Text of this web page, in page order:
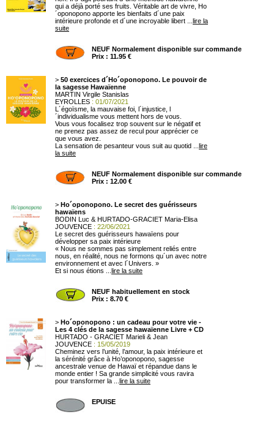
qui a déjà porté ses fruits. Véritable art de vivre, Ho
´oponopono apporte les bienfaits d´une paix
intérieure profonde et d´une incroyable libert ... lire la
suite
NEUF Normalement disponible sur commande
Prix : 11.95 €
> 50 exercices d´Ho´oponopono. Le pouvoir de
la sagesse Hawaïenne
MARTIN Virgile Stanislas
EYROLLES : 01/07/2021
L´égoïsme, la mauvaise foi, l´injustice, l
´individualisme vous mettent hors de vous.
Vous vous focalisez trop souvent sur le négatif et
ne prenez pas assez de recul pour apprécier ce
que vous avez.
La sensation de pesanteur vous suit au quotid ... lire
la suite
NEUF Normalement disponible sur commande
Prix : 12.00 €
> Ho´oponopono. Le secret des guérisseurs
hawaïens
BODIN Luc & HURTADO-GRACIET Maria-Elisa
JOUVENCE : 22/06/2021
Le secret des guérisseurs hawaïens pour
développer sa paix intérieure
« Nous ne sommes pas simplement reliés entre
nous, en réalité, nous ne formons qu´un avec notre
environnement et avec l´Univers. »
Et si nous étions ... lire la suite
NEUF habituellement en stock
Prix : 8.70 €
> Ho´oponopono : un cadeau pour votre vie -
Les 4 clés de la sagesse hawaïenne Livre + CD
HURTADO - GRACIET Marieli & Jean
JOUVENCE : 15/05/2019
Cheminez vers l’unité, l’amour, la paix intérieure et
la sérénité grâce à Ho’oponopono, sagesse
ancestrale venue de Hawaï et répandue dans le
monde entier ! Sa grande simplicité vous ravira
pour transformer la ... lire la suite
EPUISE